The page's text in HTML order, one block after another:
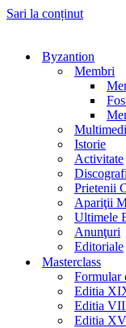
Sari la conținut
Byzantion
Membri
Istorie
Activitate
Prietenii
Apariţii
Ultimele
Anunţuri
Editoriale
Masterclass
Formular
Editia
Editia
Editia